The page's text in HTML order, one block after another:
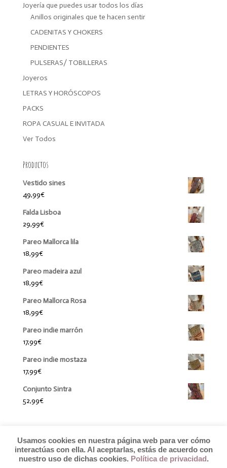
Joyería que puedes usar todos los días
Anillos originales que te hacen sentir
CADENITAS Y CHOKERS
PENDIENTES
PULSERAS/ TOBILLERAS
Joyeros
LETRAS Y HORÓSCOPOS
PACKS
ROPA CASUAL E INVITADA
Ver Todos
Productos
Vestido sines
49,99€
Falda Lisboa
29,99€
Pareo Mallorca lila
18,99€
Pareo madeira azul
18,99€
Pareo Mallorca Rosa
18,99€
Pareo indie marrón
17,99€
Pareo indie mostaza
17,99€
Conjunto Sintra
52,99€
Usamos cookies en nuestra página web para ver cómo
interactúas con ella. Al aceptarlas, estás de acuerdo con
nuestro uso de dichas cookies. Política de privacidad .